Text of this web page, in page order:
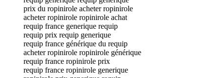
prix du ropinirole acheter ropinirole
acheter ropinirole ropinirole achat
requip france generique requip
requip prix requip generique
requip france générique du requip
acheter ropinirole ropinirole générique
requip france ropinirole prix
requip france ropinirole generique